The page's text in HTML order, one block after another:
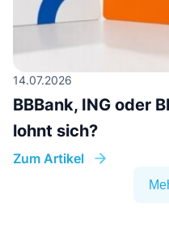
14.07.2026
BBBank, ING oder
lohnt sich?
Zum Artikel